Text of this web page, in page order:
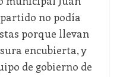
partido no podía
porque llevan
encubierta, y
de gobierno de